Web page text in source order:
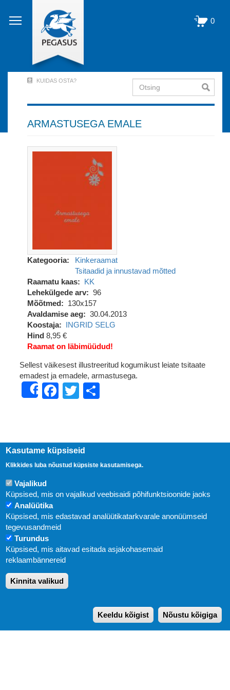
edasi
põhisisu
0
Account
Menu
KUIDAS OSTA? Otsing
ARMASTUSEGA EMALE
Kategooria
Kinkeraamat
Tsitaadid ja innustavad mõtted
Raamatu kaas
KK
Lehekülgede arv
96
Mõõtmed
130x157
Avaldamise aeg
30.04.2013
Koostaja
INGRID SELG
Hind 8,95 €
Raamat on läbimüüdud!
Sellest väikesest illustreeritud kogumikust leiate tsitaate
emadest ja emadele, armastusega.
ShareFacebook
Twitter
Uudised
KIRJASTUS PEGASUS OÜ © 2020
Paldiski mnt. 29 (A korpus VI korrus), Tallinn
E-post:pegasus[at]pegasus.ee
Kasutame küpsiseid
Klikkides luba nõustud küpsiste kasutamisega.
Vajalikud
Küpsised, mis on vajalikud veebisaidi põhifunktsioonide jaoks
Analüütika
Küpsised, mis edastavad analüütikatarkvarale anonüümseid
tegevusandmeid
Turundus
Küpsised, mis aitavad esitada asjakohasemaid
reklaambännereid
Kinnita valikud
Keeldu kõigist Nõustu kõigiga